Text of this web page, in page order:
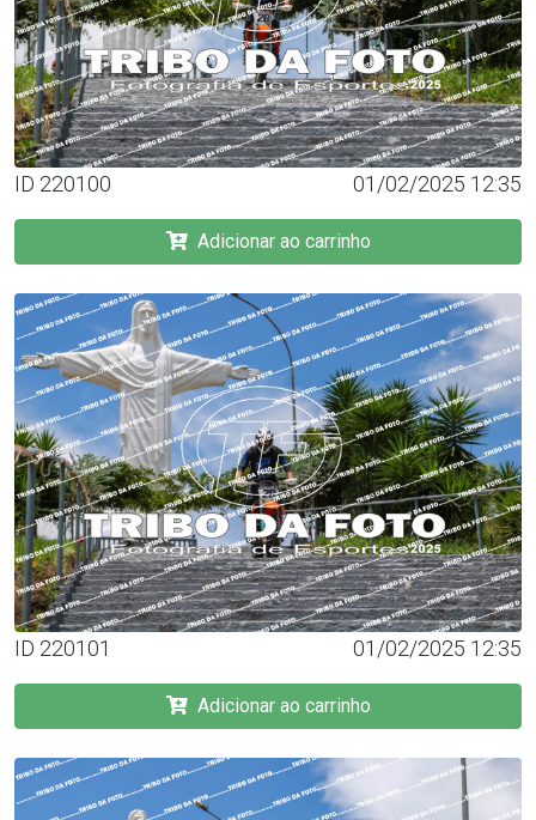
ID 220100 01/02/2025 12:35
Adicionar ao carrinho
ID 220101 01/02/2025 12:35
Adicionar ao carrinho